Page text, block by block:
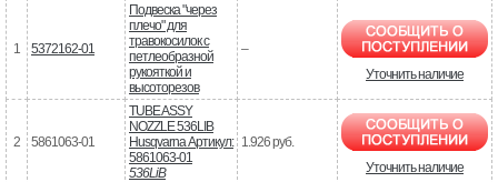
1 5372162-01
Подвеска "через
плечо" для
травокосилок с
петлеобразной
рукояткой и
высоторезов
–
Уточнить наличие
2 5861063-01
TUBE ASSY
NOZZLE 536LIB
Husqvarna Артикул:
5861063-01
536LiB
1.926 руб.
Уточнить наличие